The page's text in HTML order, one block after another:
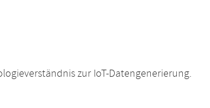
zur IoT-Datengenerierung.